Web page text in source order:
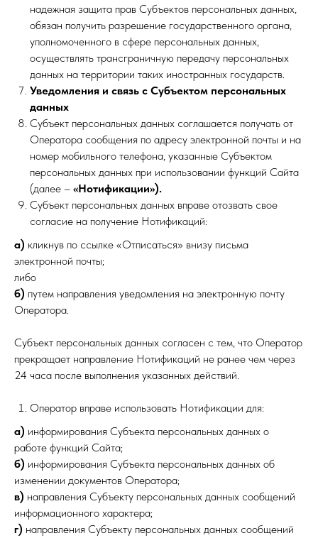
надежная защита прав Субъектов персональных данных,
обязан получить разрешение государственного органа,
уполномоченного в сфере персональных данных,
осуществлять трансграничную передачу персональных
данных на территории таких иностранных государств.
Уведомления и связь с Субъектом персональных
данных
Субъект персональных данных соглашается получать от
Оператора сообщения по адресу электронной почты и на
номер мобильного телефона, указанные Субъектом
персональных данных при использовании функций Сайта
(далее – «Нотификации»).
Субъект персональных данных вправе отозвать свое
согласие на получение Нотификаций:
а) кликнув по ссылке «Отписаться» внизу письма
электронной почты;
либо
б) путем направления уведомления на электронную почту
Оператора.
Субъект персональных данных согласен с тем, что Оператор
прекращает направление Нотификаций не ранее чем через
24 часа после выполнения указанных действий.
Оператор вправе использовать Нотификации для:
а) информирования Субъекта персональных данных о
работе функций Сайта;
б) информирования Субъекта персональных данных об
изменении документов Оператора;
в) направления Субъекту персональных данных сообщений
информационного характера;
г) направления Субъекту персональных данных сообщений